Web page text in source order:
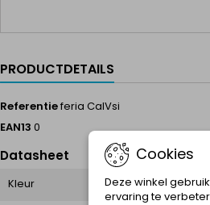
PRODUCTDETAILS
Referentieferia CalVsi
EAN13 0
Datasheet
Kleur
Cookies
Deze winkel
ervaring te